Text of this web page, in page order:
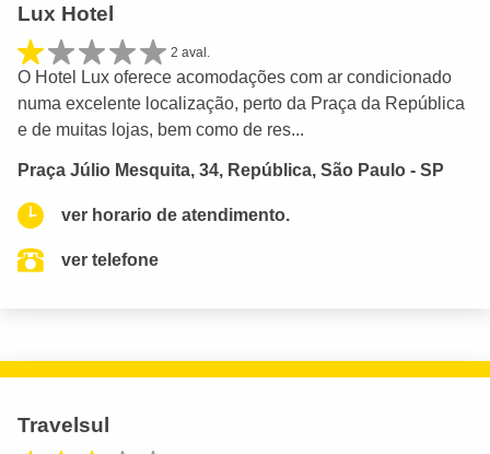
Lux Hotel
2 aval.
O Hotel Lux oferece acomodações com ar condicionado
numa excelente localização, perto da Praça da República
e de muitas lojas, bem como de res...
Praça Júlio Mesquita, 34, República, São Paulo - SP
ver horario de atendimento.
ver telefone
Travelsul